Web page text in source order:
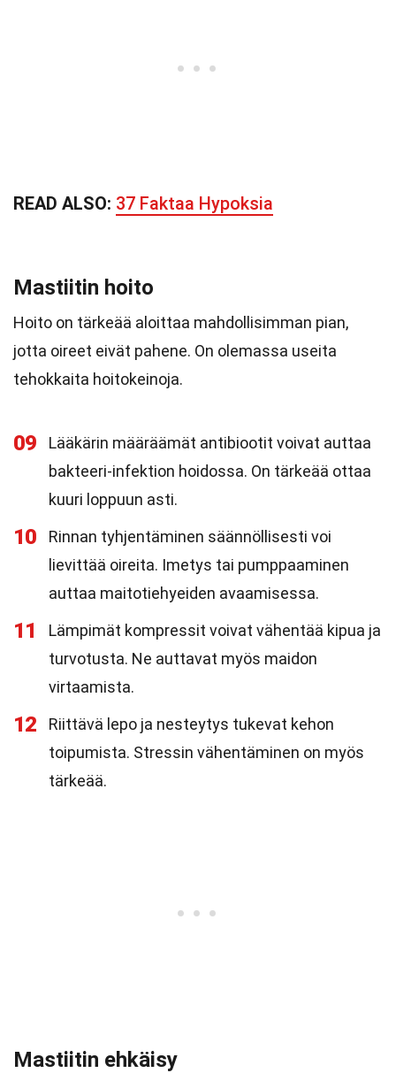
READ ALSO: 37 Faktaa Hypoksia
Mastiitin hoito
Hoito on tärkeää aloittaa mahdollisimman pian,
jotta oireet eivät pahene. On olemassa useita
tehokkaita hoitokeinoja.
09
Lääkärin määräämät antibiootit voivat auttaa
bakteeri-infektion hoidossa. On tärkeää ottaa
kuuri loppuun asti.
10
Rinnan tyhjentäminen säännöllisesti voi
lievittää oireita. Imetys tai pumppaaminen
auttaa maitotiehyeiden avaamisessa.
11
Lämpimät kompressit voivat vähentää kipua ja
turvotusta. Ne auttavat myös maidon
virtaamista.
12
Riittävä lepo ja nesteytys tukevat kehon
toipumista. Stressin vähentäminen on myös
tärkeää.
Mastiitin ehkäisy